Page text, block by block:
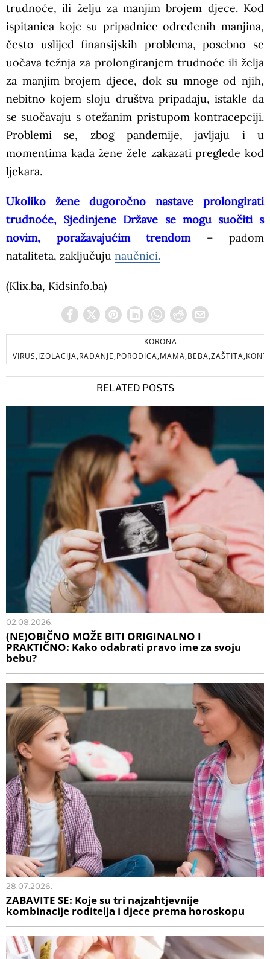
trudnoće, ili želju za manjim brojem djece. Kod
ispitanica koje su pripadnice određenih manjina,
često uslijed finansijskih problema, posebno se
uočava težnja za prolongiranjem trudnoće ili želja
za manjim brojem djece, dok su mnoge od njih,
nebitno kojem sloju društva pripadaju, istakle da
se suočavaju s otežanim pristupom kontracepciji.
Problemi se, zbog pandemije, javljaju i u
momentima kada žene žele zakazati preglede kod
ljekara.
Ukoliko žene dugoročno nastave prolongirati
trudnoće, Sjedinjene Države se mogu suočiti s
novim, poražavajućim trendom
– padom
nataliteta, zaključuju naučnici.
(Klix.ba, Kidsinfo.ba)
KORONA
RELATED POSTS
02.08.2026.
(NE)OBIČNO MOŽE BITI ORIGINALNO I
PRAKTIČNO: Kako odabrati pravo ime za svoju
bebu?
28.07.2026.
ZABAVITE SE: Koje su tri najzahtjevnije
kombinacije roditelja i djece prema horoskopu